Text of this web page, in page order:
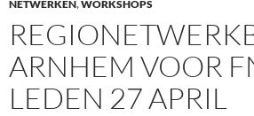
NETWERKEN,WORKSHOPS
ARNHEM VOOR
LEDEN 27 APRIL